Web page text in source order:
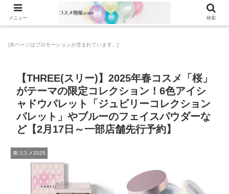
[本ページはプロモーションが含まれています。]
【THREE(スリー)】2025年春コスメ「桜」
がテーマの限定コレクション！6色アイシ
ャドウパレット「ジュビリーコレクション
パレット」やブルーのフェイスパウダーな
ど【2月17日～一部店舗先行予約】
春コスメ2025
メニュー 検索